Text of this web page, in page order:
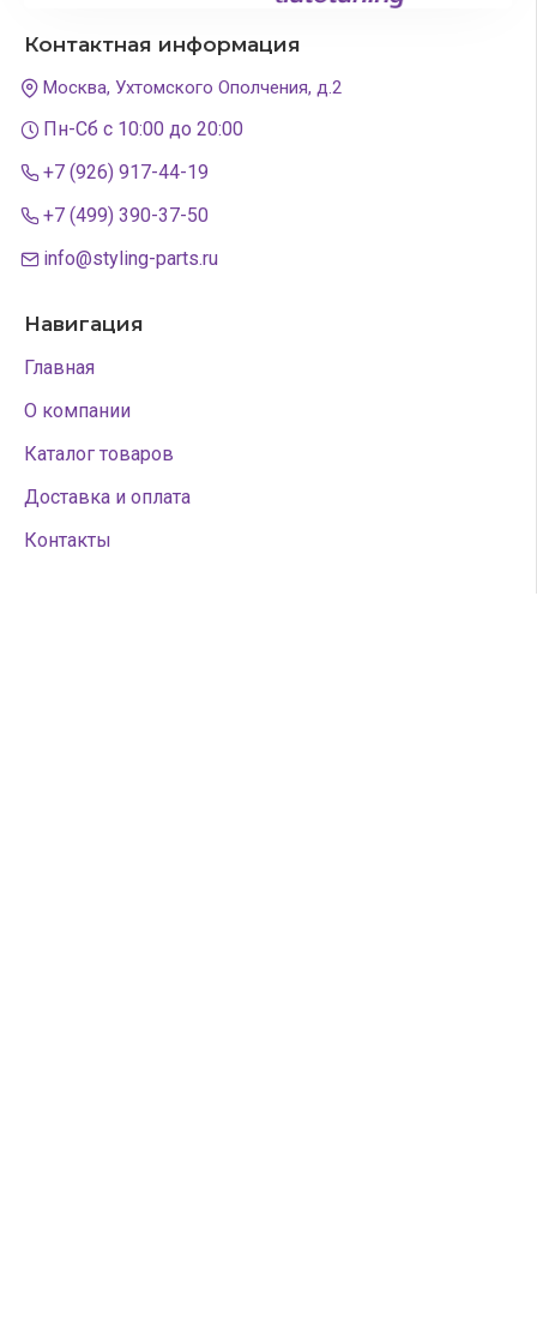
Контактная информация
Москва, Ухтомского Ополчения, д.2
Пн-Сб с 10:00 до 20:00
+7 (926) 917-44-19
+7 (499) 390-37-50
info@styling-parts.ru
Навигация
Главная
О компании
Каталог товаров
Доставка и оплата
Контакты